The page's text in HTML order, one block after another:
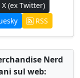
X (ex Twitter)
RSS
Nerd
sul web: